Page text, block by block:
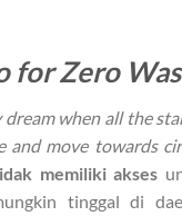
for Zero
dream when all the
and move towards
memiliki akses
tinggal di